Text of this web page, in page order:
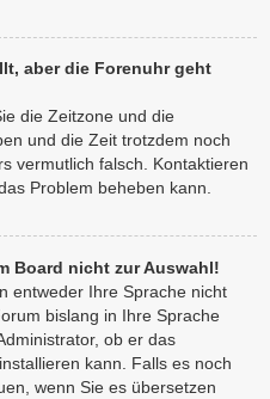
aber die Forenuhr geht
die Zeitzone und die
und die Zeit trotzdem noch
vermutlich falsch. Kontaktieren
Problem beheben kann.
Board nicht zur Auswahl!
entweder Ihre Sprache nicht
bislang in Ihre Sprache
ob er das
kann. Falls es noch
wenn Sie es übersetzen